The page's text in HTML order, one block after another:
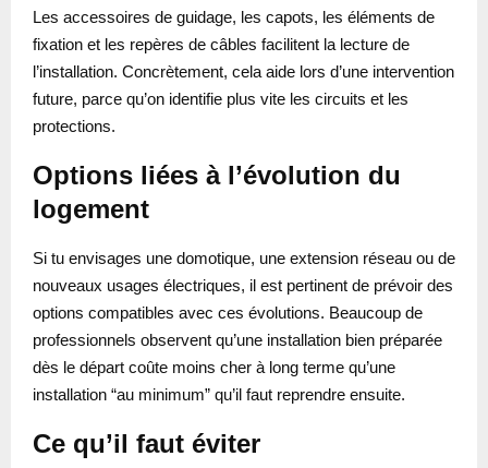
Les accessoires de guidage, les capots, les éléments de
fixation et les repères de câbles facilitent la lecture de
l’installation. Concrètement, cela aide lors d’une intervention
future, parce qu’on identifie plus vite les circuits et les
protections.
Options liées à l’évolution du
logement
Si tu envisages une domotique, une extension réseau ou de
nouveaux usages électriques, il est pertinent de prévoir des
options compatibles avec ces évolutions. Beaucoup de
professionnels observent qu’une installation bien préparée
dès le départ coûte moins cher à long terme qu’une
installation “au minimum” qu’il faut reprendre ensuite.
Ce qu’il faut éviter